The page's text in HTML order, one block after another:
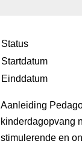
Status
Startdatum
Einddatum
Aanleiding
kinderdagopvang
stimulerende en